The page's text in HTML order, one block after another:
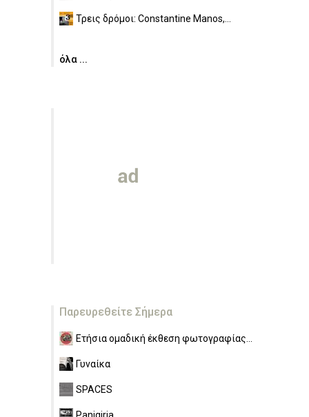
Τρεις δρόμοι: Constantine Manos,...
όλα ...
Παρευρεθείτε Σήμερα
Ετήσια ομαδική έκθεση φωτογραφίας...
Γυναίκα
SPACES